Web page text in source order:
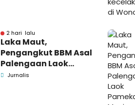
2 hari lalu
Laka Maut,
Pengangkut BBM Asal
Palengaan Laok
Pamekasan
Jurnalis